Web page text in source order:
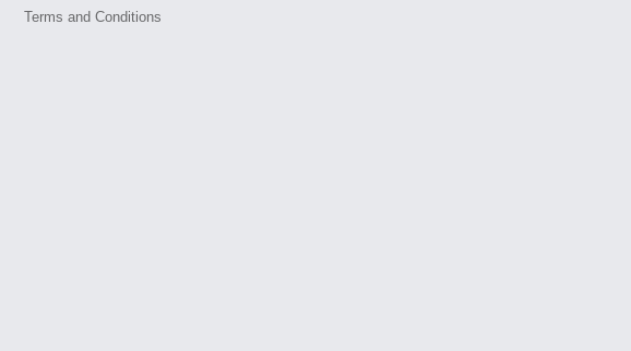
Terms and Conditions